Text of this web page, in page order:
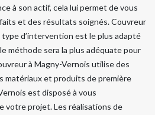
à son actif, cela lui permet de vous
et des résultats soignés. Couvreur
type d’intervention est le plus adapté
méthode sera la plus adéquate pour
à Magny-Vernois utilise des
matériaux et produits de première
est disposé à vous
votre projet. Les réalisations de